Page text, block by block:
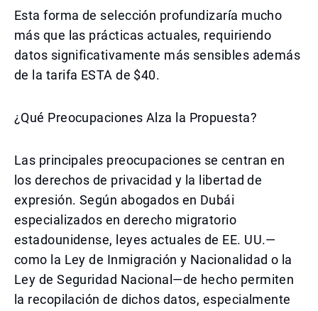
Esta forma de selección profundizaría mucho
más que las prácticas actuales, requiriendo
datos significativamente más sensibles además
de la tarifa ESTA de $40.
¿Qué Preocupaciones Alza la Propuesta?
Las principales preocupaciones se centran en
los derechos de privacidad y la libertad de
expresión. Según abogados en Dubái
especializados en derecho migratorio
estadounidense, leyes actuales de EE. UU.—
como la Ley de Inmigración y Nacionalidad o la
Ley de Seguridad Nacional—de hecho permiten
la recopilación de dichos datos, especialmente